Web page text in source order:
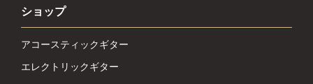
ショップ
アコースティックギター
エレクトリックギター